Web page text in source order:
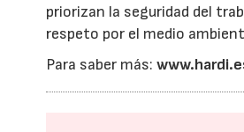
priorizan la seguridad del
respeto por el medio
Para saber más: